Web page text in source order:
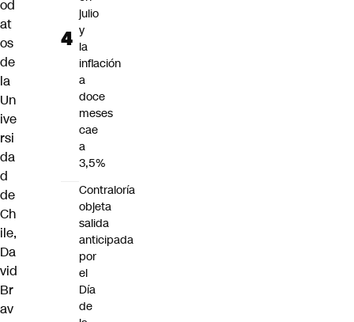
od
at
os
de
la
Un
ive
rsi
da
d
de
Ch
ile,
Da
vid
Br
av
julio
y
la
inflación
a
doce
meses
cae
a
3,5%
Contraloría
objeta
salida
anticipada
por
el
Día
de